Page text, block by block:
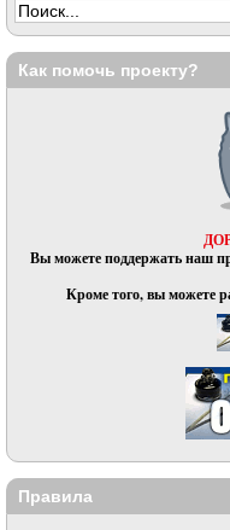
Как помочь проекту?
Вы можете поддержать наш
Кроме того, вы можете
Правила